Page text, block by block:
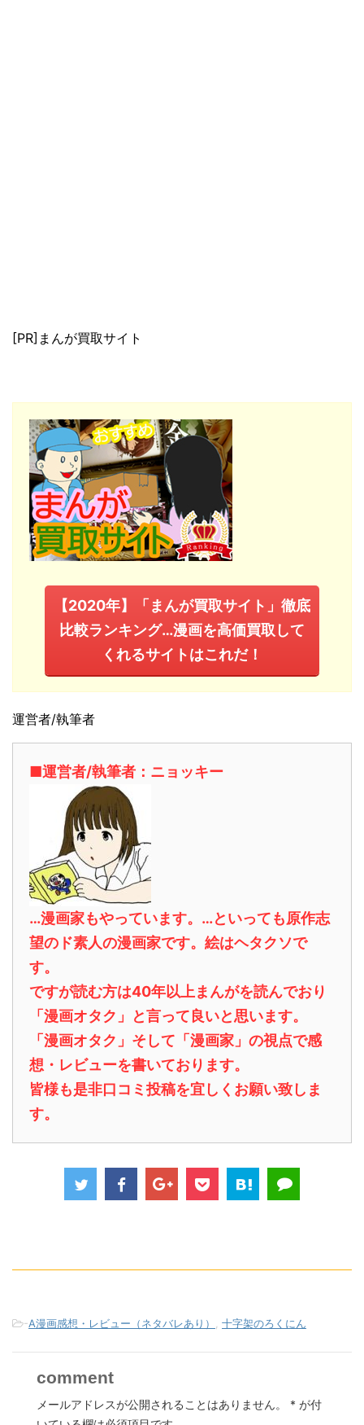
[PR]まんが買取サイト
【2020年】「まんが買取サイト」徹底
比較ランキング…漫画を高価買取して
くれるサイトはこれだ！
運営者/執筆者
■運営者/執筆者：ニョッキー
…漫画家もやっています。…といっても原作志
望のド素人の漫画家です。絵はヘタクソで
す。
ですが読む方は40年以上まんがを読んでおり
「漫画オタク」と言って良いと思います。
「漫画オタク」そして「漫画家」の視点で感
想・レビューを書いております。
皆様も是非口コミ投稿を宜しくお願い致しま
す。
-A漫画感想・レビュー（ネタバレあり） 十字架のろくにん
comment
メールアドレスが公開されることはありません。 * が付